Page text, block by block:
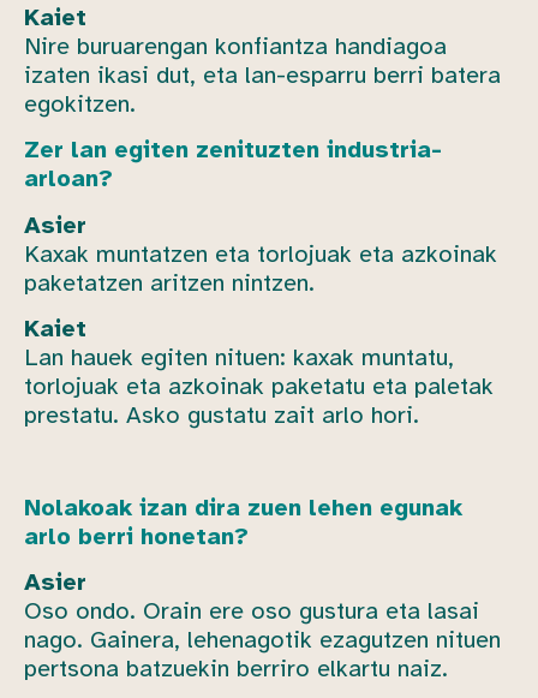
Kaiet
Nire buruarengan konfiantza handiagoa
izaten ikasi dut, eta lan-esparru berri batera
egokitzen.
Zer lan egiten zenituzten industria-
arloan?
Asier
Kaxak muntatzen eta torlojuak eta azkoinak
paketatzen aritzen nintzen.
Kaiet
Lan hauek egiten nituen: kaxak muntatu,
torlojuak eta azkoinak paketatu eta paletak
prestatu. Asko gustatu zait arlo hori.
Nolakoak izan dira zuen lehen egunak
arlo berri honetan?
Asier
Oso ondo. Orain ere oso gustura eta lasai
nago. Gainera, lehenagotik ezagutzen nituen
pertsona batzuekin berriro elkartu naiz.